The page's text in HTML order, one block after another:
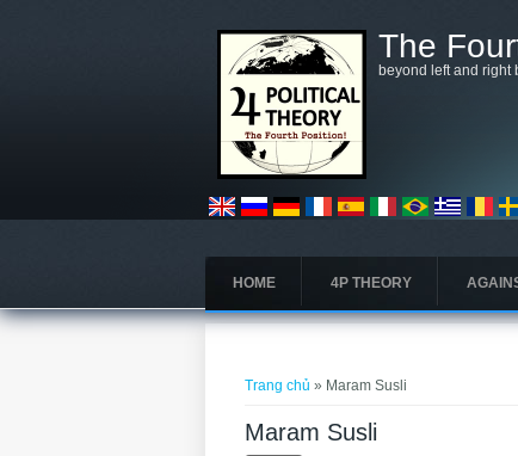
The
beyond left and right
HOME 4P THEORY
Trang chủ » Maram Susli
Maram Susli